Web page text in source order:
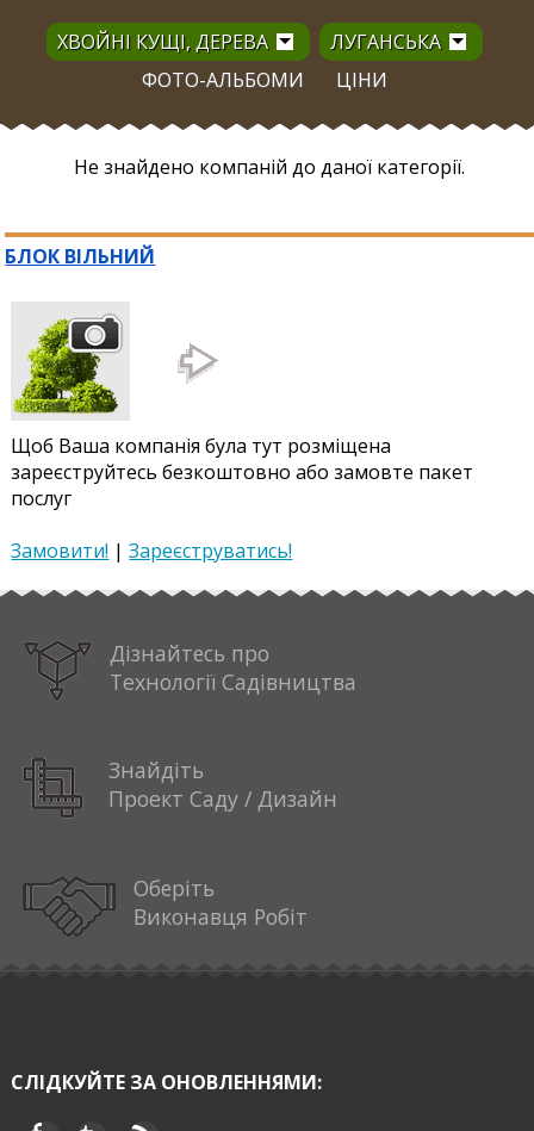
ХВОЙНІ КУЩІ, ДЕРЕВА
ЛУГАНСЬКА
ФОТО-АЛЬБОМИ
ЦІНИ
Не знайдено компаній до даної категорії.
БЛОК ВІЛЬНИЙ
Щоб Ваша компанія була тут розміщена
зареєструйтесь безкоштовно або замовте пакет
послуг
Замовити! |Зареєструватись!
Дізнайтесь про
Технології Садівництва
Знайдіть
Проект Саду / Дизайн
Оберіть
Виконавця Робіт
СЛІДКУЙТЕ ЗА ОНОВЛЕННЯМИ: